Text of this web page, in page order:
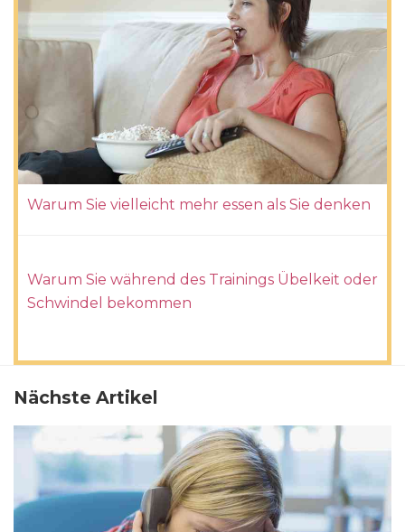
Warum Sie vielleicht mehr essen als Sie denken
Warum Sie während des Trainings Übelkeit oder
Schwindel bekommen
Nächste Artikel